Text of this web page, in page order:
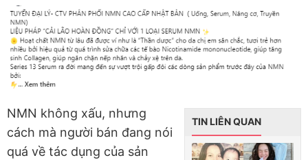
TIN LIÊN QUAN
NMN không xấu, nhưng
cách mà người bán đang nói
quá về tác dụng của sản